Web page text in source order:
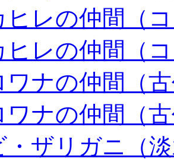
ヒレの仲間（
ヒレの仲間（
ワナの仲間（
ワナの仲間（
・ザリガニ（